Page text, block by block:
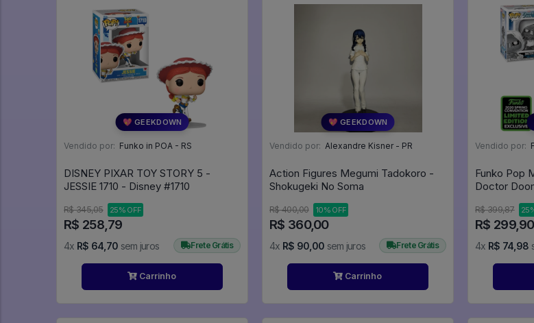
💖 GEEKDOWN
Vendido por: Funko in POA - RS
DISNEY PIXAR TOY STORY 5 -
JESSIE 1710 - Disney #1710
R$ 345,05 25% OFF
R$ 258,79
4x R$ 64,70 sem juros Frete Grátis
Carrinho
💖 GEEKDOWN
Vendido por: Alexandre Kisner - PR
Action Figures Megumi Tadokoro -
Shokugeki No Soma
R$ 400,00 10% OFF
R$ 360,00
4x R$ 90,00 sem juros Frete Grátis
Carrinho
Vendido por:
Funko Pop
Doctor
Marvel #591
R$ 399,87
R$ 299,90
4x R$ 74,98